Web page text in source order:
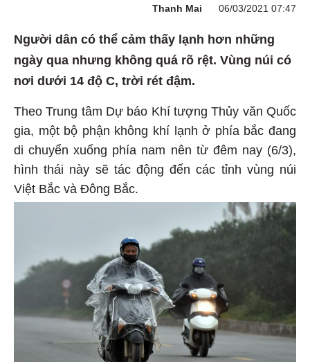
Thanh Mai 06/03/2021 07:47
Người dân có thể cảm thấy lạnh hơn những
ngày qua nhưng không quá rõ rệt. Vùng núi có
nơi dưới 14 độ C, trời rét đậm.
Theo Trung tâm Dự báo Khí tượng Thủy văn Quốc
gia, một bộ phận không khí lạnh ở phía bắc đang
di chuyển xuống phía nam nên từ đêm nay (6/3),
hình thái này sẽ tác động đến các tỉnh vùng núi
Việt Bắc và Đông Bắc.